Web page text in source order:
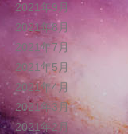
2021年9月
2021年8月
2021年7月
2021年5月
2021年4月
2021年3月
2021年2月